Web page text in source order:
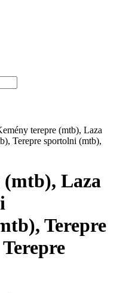
terepre (mtb), Laza
Terepre sportolni (mtb),
(mtb), Laza
Terepre